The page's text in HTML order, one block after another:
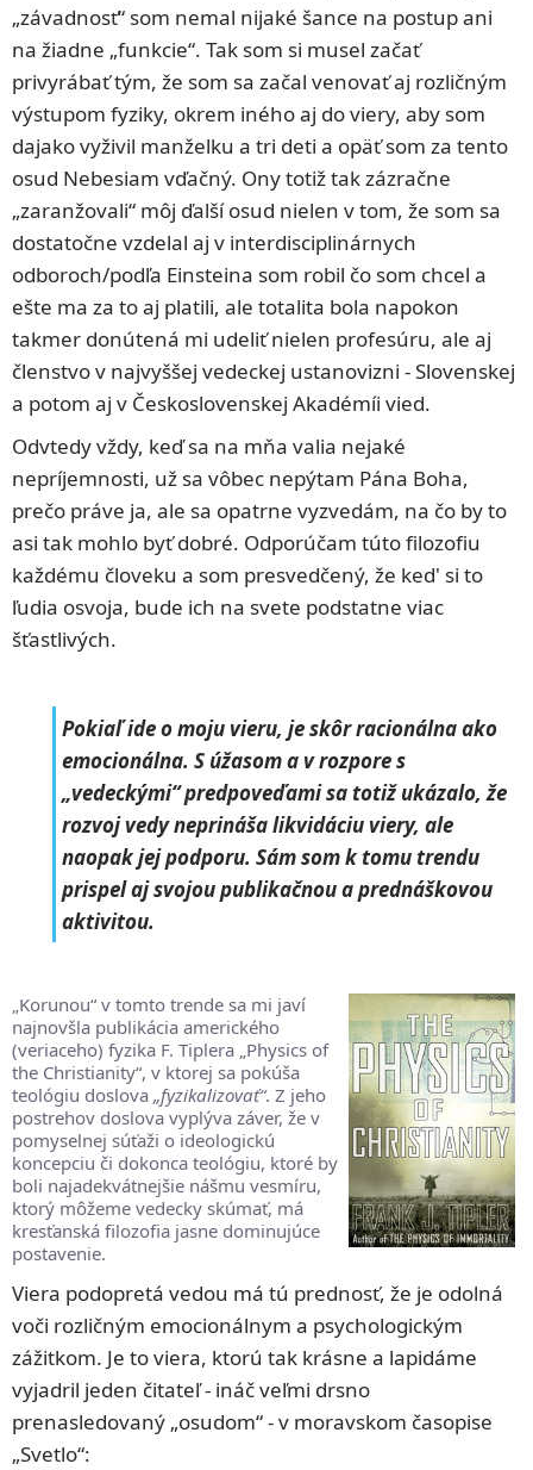
„závadnosť“ som nemal nijaké šance na postup ani
na žiadne „funkcie“. Tak som si musel začať
privyrábať tým, že som sa začal venovať aj rozličným
výstupom fyziky, okrem iného aj do viery, aby som
dajako vyživil manželku a tri deti a opäť som za tento
osud Nebesiam vďačný. Ony totiž tak zázračne
„zaranžovali“ môj ďalší osud nielen v tom, že som sa
dostatočne vzdelal aj v interdisciplinárnych
odboroch/podľa Einsteina som robil čo som chcel a
ešte ma za to aj platili, ale totalita bola napokon
takmer donútená mi udeliť nielen profesúru, ale aj
členstvo v najvyššej vedeckej ustanovizni - Slovenskej
a potom aj v Československej Akadémíi vied.
Odvtedy vždy, keď sa na mňa valia nejaké
nepríjemnosti, už sa vôbec nepýtam Pána Boha,
prečo práve ja, ale sa opatrne vyzvedám, na čo by to
asi tak mohlo byť dobré. Odporúčam túto filozoﬁu
každému človeku a som presvedčený, že ked' si to
ľudia osvoja, bude ich na svete podstatne viac
šťastlivých.
Pokiaľ ide o moju vieru, je skôr racionálna ako
emocionálna. S úžasom a v rozpore s
„vedeckými“ predpoveďami sa totiž ukázalo, že
rozvoj vedy neprináša likvidáciu viery, ale
naopak jej podporu. Sám som k tomu trendu
prispel aj svojou publikačnou a prednáškovou
aktivitou.
„Korunou“ v tomto trende sa mi javí
najnovšla publikácia amerického
(veriaceho) fyzika F. Tiplera „Physics of
the Christianity“, v ktorej sa pokúša
teológiu doslova „fyzikalizovať“. Z jeho
postrehov doslova vyplýva záver, že v
pomyselnej súťaži o ideologickú
koncepciu či dokonca teológiu, ktoré by
boli najadekvátnejšie nášmu vesmíru,
ktorý môžeme vedecky skúmať, má
kresťanská ﬁlozoﬁa jasne dominujúce
postavenie.
Viera podopretá vedou má tú prednosť, že je odolná
voči rozličným emocionálnym a psychologickým
zážitkom. Je to viera, ktorú tak krásne a lapidáme
vyjadril jeden čitateľ - ináč veľmi drsno
prenasledovaný „osudom“ - v moravskom časopise
„Svetlo“: